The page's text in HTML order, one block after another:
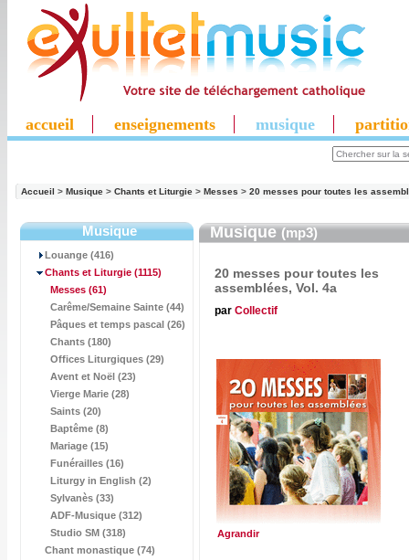
accueil enseignements musique
Accueil > Musique > Chants et Liturgie > Messes > 20 messes pour toutes les
Musique
Louange (416)
Chants et Liturgie (1115)
Messes (61)
Carême/Semaine Sainte (44)
Pâques et temps pascal (26)
Chants (180)
Offices Liturgiques (29)
Avent et Noël (23)
Vierge Marie (28)
Saints (20)
Baptême (8)
Mariage (15)
Funérailles (16)
Liturgy in English (2)
Sylvanès (33)
ADF-Musique (312)
Studio SM (318)
Chant monastique (74)
Musique(mp3)
20 messes pour toutes les
assemblées, Vol. 4a
par Collectif
Agrandir